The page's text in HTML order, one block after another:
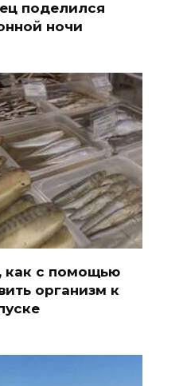
поделился
ночи
как с помощью
организм к